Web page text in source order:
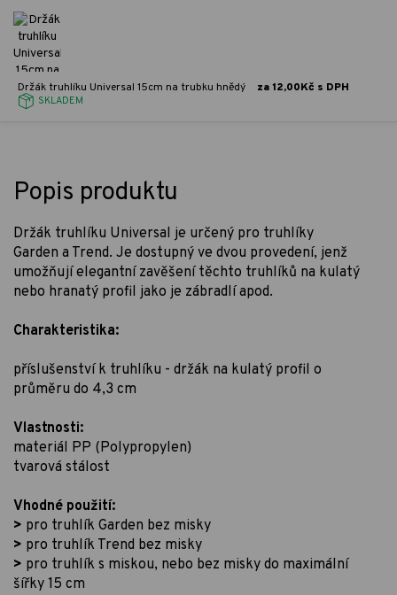
Držák truhlíku Universal 15cm na trubku hnědý za 12,00Kč s DPH
SKLADEM
Popis produktu
Držák truhlíku Universal je určený pro truhlíky
Garden a Trend. Je dostupný ve dvou provedení, jenž
umožňují elegantní zavěšení těchto truhlíků na kulatý
nebo hranatý profil jako je zábradlí apod.
Charakteristika:
příslušenství k truhlíku - držák na kulatý profil o
průměru do 4,3 cm
Vlastnosti:
materiál PP (Polypropylen)
tvarová stálost
Vhodné použití:
> pro truhlík Garden bez misky
> pro truhlík Trend bez misky
> pro truhlík s miskou, nebo bez misky do maximální
šířky 15 cm